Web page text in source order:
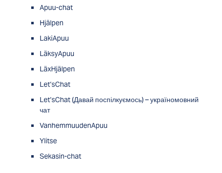
Apuu-chat
Hjälpen
LakiApuu
LäksyApuu
LäxHjälpen
Let’sChat
Let’sChat (Давай поспілкуємось) – україномовний
чат
VanhemmuudenApuu
Ylitse
Sekasin-chat